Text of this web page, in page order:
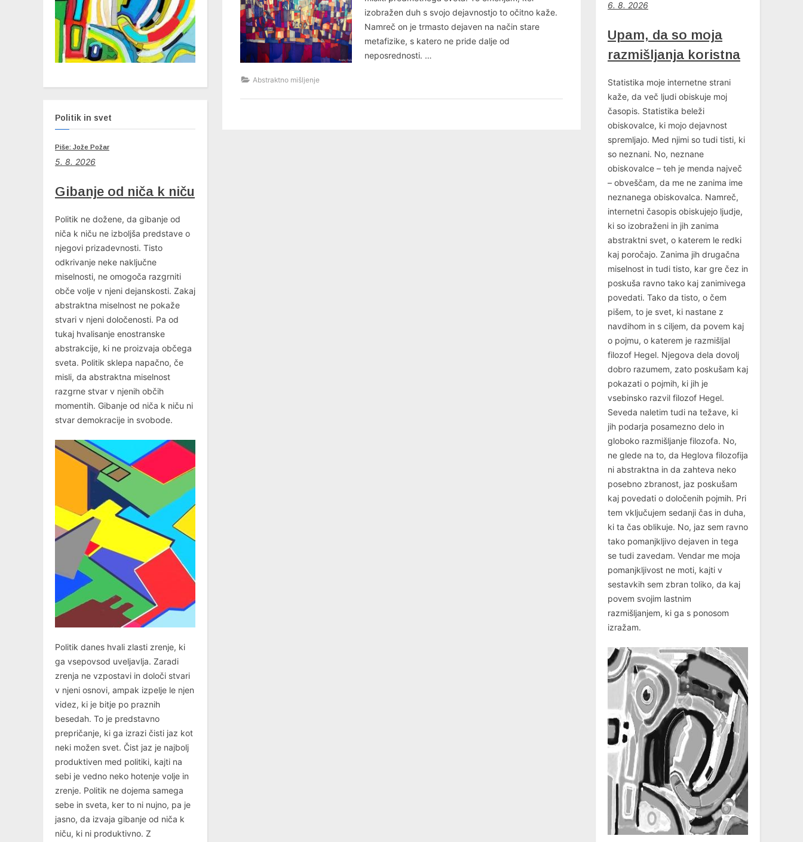
izobražen duh s svojo dejavnostjo to očitno kaže.
Namreč on je trmasto dejaven na način stare
metafizike, s katero ne pride dalje od
neposrednosti. …
Abstraktno mišljenje
Politik in svet
Piše: Jože Požar
5. 8. 2026
Gibanje od niča k niču
Politik ne dožene, da gibanje od
niča k niču ne izboljša predstave o
njegovi prizadevnosti. Tisto
odkrivanje neke naključne
miselnosti, ne omogoča razgrniti
obče volje v njeni dejanskosti. Zakaj
abstraktna miselnost ne pokaže
stvari v njeni določenosti. Pa od
tukaj hvalisanje enostranske
abstrakcije, ki ne proizvaja občega
sveta. Politik sklepa napačno, če
misli, da abstraktna miselnost
razgrne stvar v njenih občih
momentih. Gibanje od niča k niču ni
stvar demokracije in svobode.
Politik danes hvali zlasti zrenje, ki
ga vsepovsod uveljavlja. Zaradi
zrenja ne vzpostavi in določi stvari
v njeni osnovi, ampak izpelje le njen
videz, ki je bitje po praznih
besedah. To je predstavno
prepričanje, ki ga izrazi čisti jaz kot
neki možen svet. Čist jaz je najbolj
produktiven med politiki, kajti na
sebi je vedno neko hotenje volje in
zrenje. Politik ne dojema samega
sebe in sveta, ker to ni nujno, pa je
jasno, da izvaja gibanje od niča k
niču, ki ni produktivno. Z
6. 8. 2026
Upam, da so moja
razmišljanja koristna
Statistika moje internetne strani
kaže, da več ljudi obiskuje moj
časopis. Statistika beleži
obiskovalce, ki mojo dejavnost
spremljajo. Med njimi so tudi tisti, ki
so neznani. No, neznane
obiskovalce – teh je menda največ
– obveščam, da me ne zanima ime
neznanega obiskovalca. Namreč,
internetni časopis obiskujejo ljudje,
ki so izobraženi in jih zanima
abstraktni svet, o katerem le redki
kaj poročajo. Zanima jih drugačna
miselnost in tudi tisto, kar gre čez in
poskuša ravno tako kaj zanimivega
povedati. Tako da tisto, o čem
pišem, to je svet, ki nastane z
navdihom in s ciljem, da povem kaj
o pojmu, o katerem je razmišljal
filozof Hegel. Njegova dela dovolj
dobro razumem, zato poskušam kaj
pokazati o pojmih, ki jih je
vsebinsko razvil filozof Hegel.
Seveda naletim tudi na težave, ki
jih podarja posamezno delo in
globoko razmišljanje filozofa. No,
ne glede na to, da Heglova filozofija
ni abstraktna in da zahteva neko
posebno zbranost, jaz poskušam
kaj povedati o določenih pojmih. Pri
tem vključujem sedanji čas in duha,
ki ta čas oblikuje. No, jaz sem ravno
tako pomanjkljivo dejaven in tega
se tudi zavedam. Vendar me moja
pomanjkljivost ne moti, kajti v
sestavkih sem zbran toliko, da kaj
povem svojim lastnim
razmišljanjem, ki ga s ponosom
izražam.